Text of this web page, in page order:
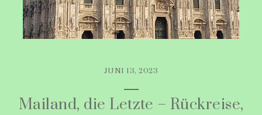
JUNI 13, 2023
Mailand, die Letzte – Rückreise,